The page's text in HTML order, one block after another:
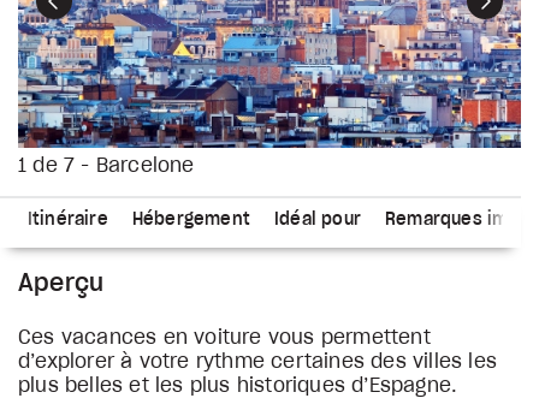
1 de 7 - Barcelone
Précédent
Itinéraire Hébergement Idéal pour Remarques
Aperçu
Ces vacances en voiture vous permettent
d’explorer à votre rythme certaines des villes les
plus belles et les plus historiques d’Espagne.